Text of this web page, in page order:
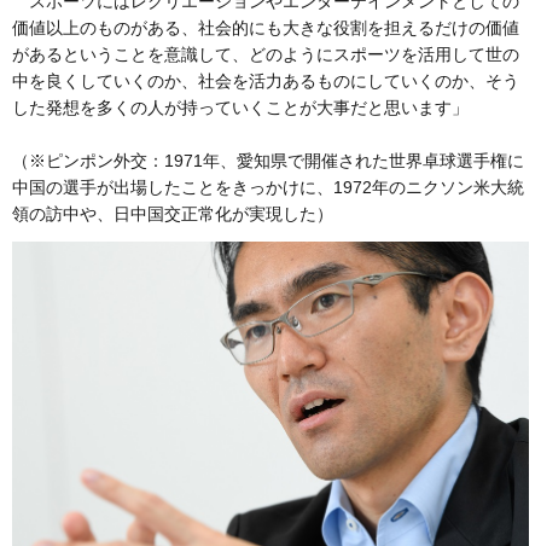
価値以上のものがある、社会的にも大きな役割を担えるだけの価値
があるということを意識して、どのようにスポーツを活用して世の
中を良くしていくのか、社会を活力あるものにしていくのか、そう
した発想を多くの人が持っていくことが大事だと思います」
（※ピンポン外交：1971年、愛知県で開催された世界卓球選手権に
中国の選手が出場したことをきっかけに、1972年のニクソン米大統
領の訪中や、日中国交正常化が実現した）